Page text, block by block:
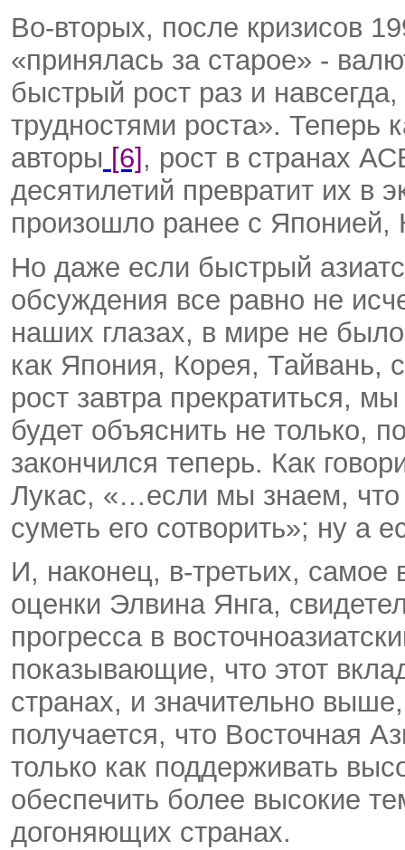
Во-вторых, после кризисов
«принялась за старое» -
быстрый рост раз и
трудностями роста». Теперь
авторы [6], рост в странах
десятилетий превратит их в
произошло ранее с Японией,
Но даже если быстрый
обсуждения все равно не
наших глазах, в мире не
как Япония, Корея, Тайвань,
рост завтра прекратиться,
будет объяснить не только,
закончился теперь. Как
Лукас, «…если мы знаем,
суметь его сотворить»; ну а
И, наконец, в-третьих, самое
оценки Элвина Янга,
прогресса в
показывающие, что этот
странах, и значительно
получается, что Восточная
только как поддерживать
обеспечить более высокие
догоняющих странах.